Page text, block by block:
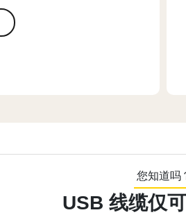
您知道吗
USB 线缆仅